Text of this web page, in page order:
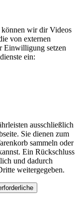
können wir dir Videos
von externen
Einwilligung setzen
ein:
ausschließlich
Sie dienen zum
sammeln oder
Ein Rückschluss
und dadurch
weitergegeben.